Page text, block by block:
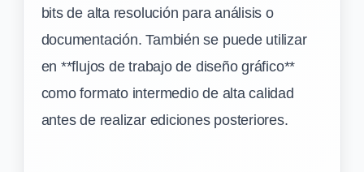
bits de alta resolución para análisis o
documentación. También se puede utilizar
en **flujos de trabajo de diseño gráfico**
como formato intermedio de alta calidad
antes de realizar ediciones posteriores.